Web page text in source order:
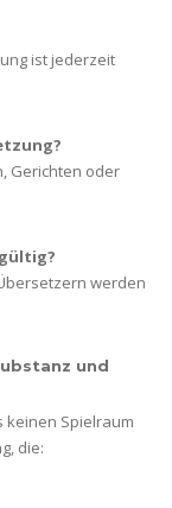
ist jederzeit
Gerichten oder
werden
und
keinen Spielraum
die: